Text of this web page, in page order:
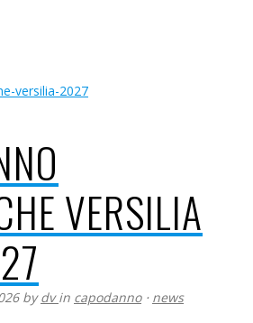
VERSILIA
bydvin capodanno⋅ news